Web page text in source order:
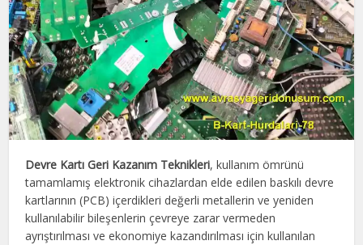
Devre Kartı Geri Kazanım Teknikleri, kullanım ömrünü
tamamlamış elektronik cihazlardan elde edilen baskılı devre
kartlarının (PCB) içerdikleri değerli metallerin ve yeniden
kullanılabilir bileşenlerin çevreye zarar vermeden
ayrıştırılması ve ekonomiye kazandırılması için kullanılan